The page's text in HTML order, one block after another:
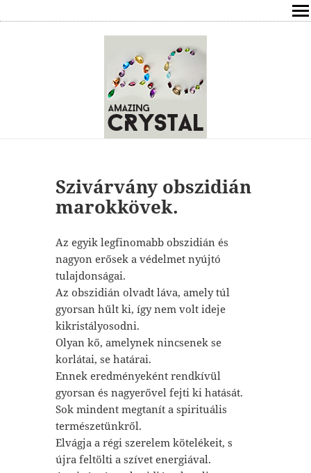
ÍRÁSOK
ÁSVÁNYOK HATÁSAI
ELÉRHETŐSÉG
ONLINE GYÓGYÍTÁS,TANÁCSADÁS
FREE
VÁSÁRLÁS / KOSÁR
Szivárvány obszidián
marokkövek.
Az egyik legfinomabb obszidián és
nagyon erősek a védelmet nyújtó
tulajdonságai.
Az obszidián olvadt láva, amely túl
gyorsan hűlt ki, így nem volt ideje
kikristályosodni.
Olyan kő, amelynek nincsenek se
korlátai, se határai.
Ennek eredményeként rendkívül
gyorsan és nagyerővel fejti ki hatását.
Sok mindent megtanít a spirituális
természetünkről.
Elvágja a régi szerelem kötelékeit, s
újra feltölti a szívet energiával.